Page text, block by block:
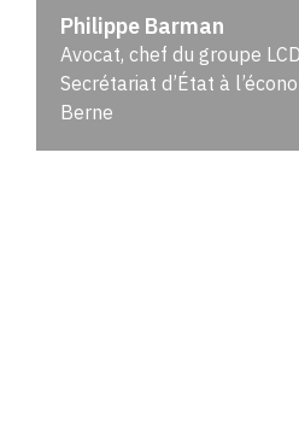
Philippe Barman
Avocat, chef du groupe
Secrétariat d’État à
Berne